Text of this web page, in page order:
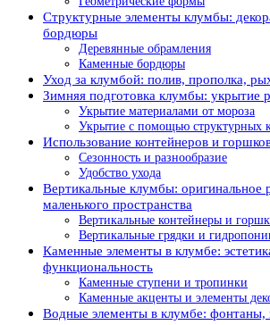
Структурные элементы клумбы:
бордюры
Деревянные обрамления
Каменные бордюры
Уход за клумбой: полив, прополка,
Зимняя подготовка клумбы: укрытие
Укрытие материалами от мороза
Укрытие с помощью структурных
Использование контейнеров и
Сезонность и разнообразие
Удобство ухода
Вертикальные клумбы: оригинальное
маленького пространства
Вертикальные контейнеры и
Вертикальные грядки и
Каменные элементы в клумбе:
функциональность
Каменные ступени и тропинки
Каменные акценты и элементы
Водные элементы в клумбе: фонтаны,